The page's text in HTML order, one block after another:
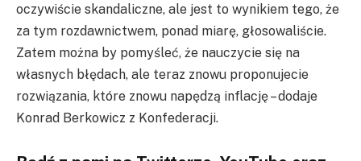
oczywiście skandaliczne, ale jest to wynikiem tego, że
za tym rozdawnictwem, ponad miarę, głosowaliście.
Zatem można by pomyśleć, że nauczycie się na
własnych błędach, ale teraz znowu proponujecie
rozwiązania, które znowu napędzą inflację – dodaje
Konrad Berkowicz z Konfederacji.